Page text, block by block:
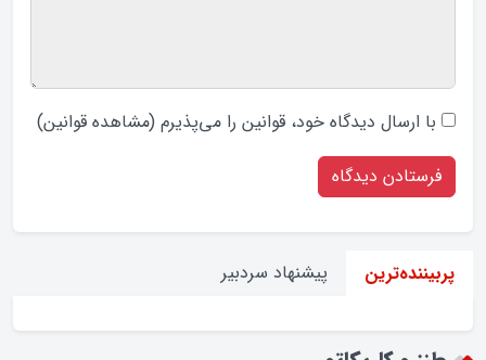
با ارسال دیدگاه‌ خود، قوانین را می‌پذیرم (مشاهده قوانین)
پربیننده‌ترین پیشنهاد سردبیر